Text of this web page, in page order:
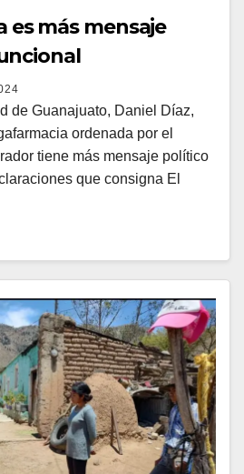
es más mensaje
de Guanajuato, Daniel Díaz,
ordenada por el
tiene más mensaje político
que consigna El